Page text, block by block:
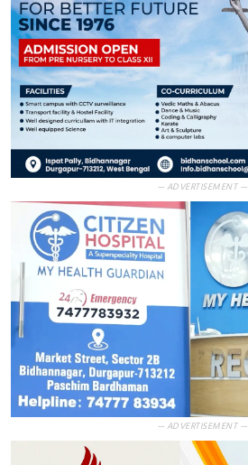
— ADVERTISEMENT —
— ADVERTISEMENT —